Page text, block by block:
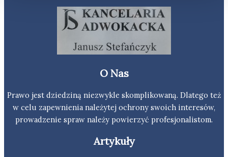
O Nas
Prawo jest dziedziną niezwykle skomplikowaną. Dlatego też
w celu zapewnienia należytej ochrony swoich interesów,
prowadzenie spraw należy powierzyć profesjonalistom.
Artykuły